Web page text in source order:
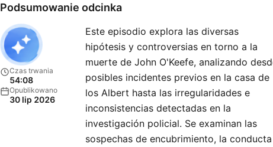
Podsumowanie odcinka
Czas trwania
54:08
Opublikowano
30 lip 2026
Este episodio explora las diversas
hipótesis y controversias en torno a la
muerte de John O'Keefe, analizando
posibles incidentes previos en la casa de
los Albert hasta las irregularidades e
inconsistencias detectadas en la
investigación policial. Se examinan las
sospechas de encubrimiento, la conducta